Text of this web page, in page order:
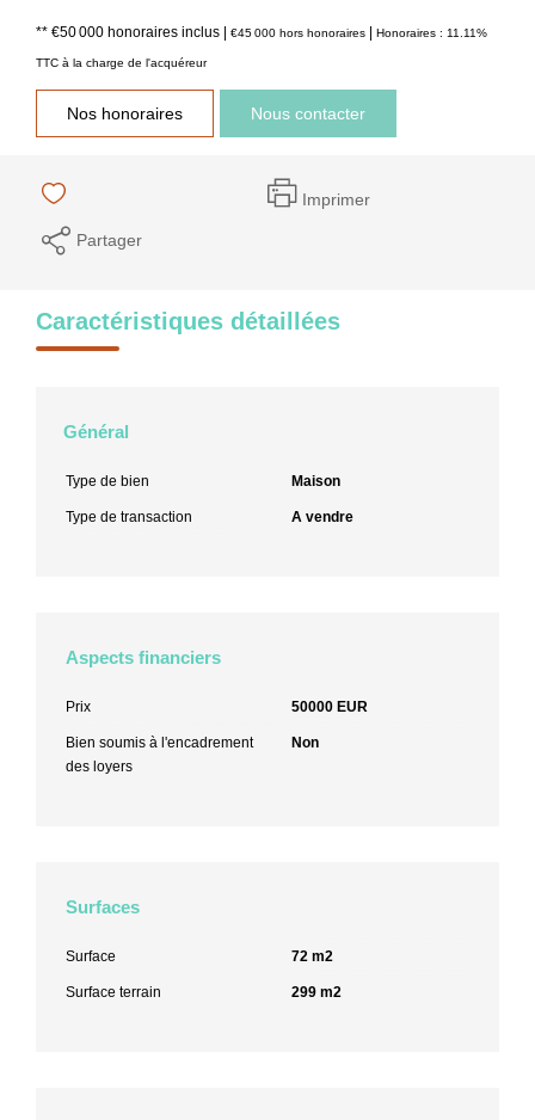
** €50 000 honoraires inclus | €45 000 hors honoraires | Honoraires : 11.11%
TTC à la charge de l'acquéreur
Nos honoraires Nous contacter
Imprimer
Partager
Caractéristiques détaillées
Général
Type de bien Maison
Type de transaction A vendre
Aspects financiers
Prix 50000 EUR
Bien soumis à l'encadrement
des loyers
Non
Surfaces
Surface 72 m2
Surface terrain 299 m2